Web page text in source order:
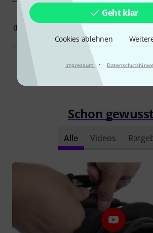
Geht klar
Cookies ablehnen
Impressum ·
Alle Bewertungen
Schon
Alle Videos